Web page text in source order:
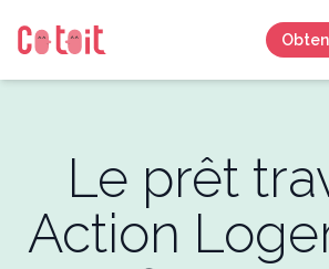
Le prêt
Action